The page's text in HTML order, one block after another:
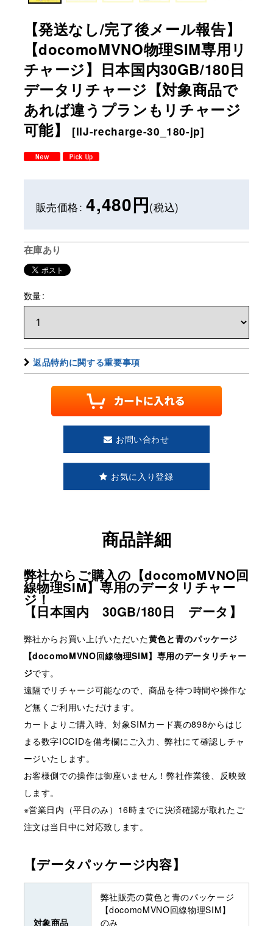
【発送なし/完了後メール報告】
【docomoMVNO物理SIM専用リ
チャージ】日本国内30GB/180日
データリチャージ【対象商品で
あれば違うプランもリチャージ
可能】
[IIJ-recharge-30_180-jp]
販売価格: 4,480円(税込)
在庫あり
数量:
返品特約に関する重要事項
お問い合わせ
お気に入り登録
商品詳細
弊社からご購入の【docomoMVNO回
線物理SIM】専用のデータリチャー
ジ！
【日本国内 30GB/180日 データ】
弊社からお買い上げいただいた黄色と青のパッケージ
【docomoMVNO回線物理SIM】専用のデータリチャー
ジです。
遠隔でリチャージ可能なので、商品を待つ時間や操作な
ど無くご利用いただけます。
カートよりご購入時、対象SIMカード裏の898からはじ
まる数字ICCIDを備考欄にご入力、弊社にて確認しチャ
ージいたします。
お客様側での操作は御座いません！弊社作業後、反映致
します。
※営業日内（平日のみ）16時までに決済確認が取れたご
注文は当日中に対応致します。
【データパッケージ内容】
対象商品
弊社販売の黄色と青のパッケージ
【docomoMVNO回線物理SIM】
のみ